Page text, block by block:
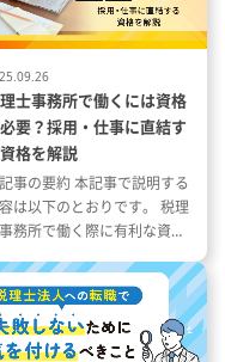
日常業務が安定
り
査対応の推進
期決算、年次決
スケジュール管
ビュー
士法人、親会
説明・資料提出
論点整理、関係
クトファイナン
士事務所で働くには資格
要？採用・仕事に直結す
格を解説
事の要約 本記事で説明する
は以下のとおりです。 税理
務所で働く際に有利な資格
と資格が与える影響 資格や
ルを活かした税理士事務所
の転職成功事例